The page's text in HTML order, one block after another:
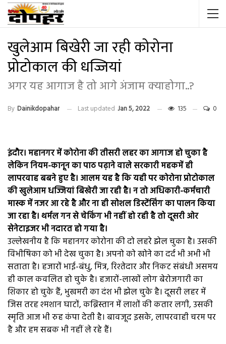
खुलेआम बिखेरी जा रही कोरोना
प्रोटोकाल की धज्जियां
अगर यह आगाज है तो आगे अंजाम क्याहोगा..?
By Dainikdopahar Last updated Jan 5, 2022 135 0
इंदौर। महानगर में कोरोना की तीसरी लहर का आगाज हो चुका है
लेकिन नियम-कानून का पाठ पढ़ाने वाले सरकारी महकमें ही
लापरवाह बबने हुए है। आलम यह है कि यही पर कोरोना प्रोटोकाल
की खुलेआम धज्जियां बिखेरी जा रही है। न तो अधिकारी-कर्मचारी
मास्क में नजर आ रहे है और ना ही सोशल डिस्टेंसिंग का पालन किया
जा रहा है। थर्मल गन से चेकिंग भी नहीं हो रही है तो दूसरी ओर
सेनेटाइजर भी नदारत हो गया है।
उल्लेखनीय है कि महानगर कोरोना की दो लहरे झेल चुका है। उसकी
विभीषिका को भी देख चुका है। अपनो को खोने का दर्द भी अभी भी
सताता है। हजारों भाई-बंधु, मित्र, रिश्तेदार और निकट संबंधी असमय
ही काल कवलित हो चुके है। हजारों-लाखों लोग बेरोजगारी का
शिकार हो चुके हैं, भुखमरी का दंश भी झेल चुके है। दूसरी लहर में
जिस तरह श्मशान घाटों, कब्रिस्तान में लाशों की कतार लगी, उसकी
स्मृति आज भी रुह कंपा देती है। बावजूद इसके, लापरवाही चरम पर
है और हम सबक भी नहीं ले रहे हैं।